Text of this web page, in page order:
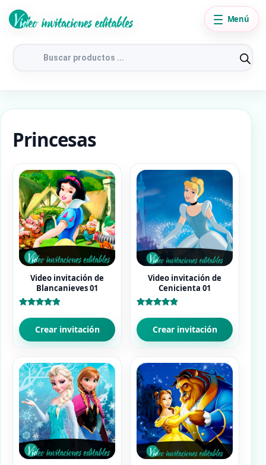
Búsqueda
productos
Menú
Princesas
Video invitación de
Blancanieves 01
con
5.00
de 5 Crear invitación
Video invitación de
Cenicienta 01
con
5.00
de 5 Crear invitación